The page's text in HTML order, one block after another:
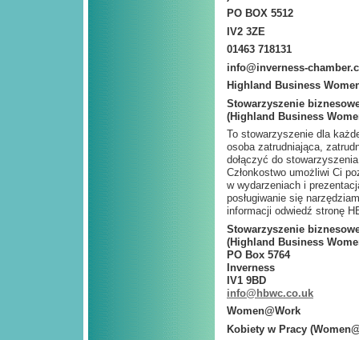
PO BOX 5512
IV2 3ZE
01463 718131
info@inverness-
Highland Business
Stowarzyszenie
(Highland Business
To stowarzyszenie dla
osoba zatrudniająca,
dołączyć do
Członkostwo umożliwi Ci
w wydarzeniach i
posługiwanie się
informacji odwiedź stronę
Stowarzyszenie
(Highland Business
PO Box 5764
Inverness
IV1 9BD
info@hbwc.co.uk
Women@Work
Kobiety w Pracy